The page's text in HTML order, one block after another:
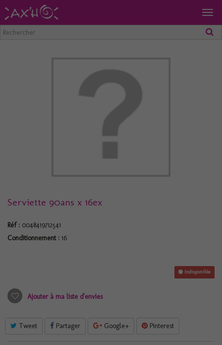
Serviette 90ans x 16ex
Réf : 0048419712541
Conditionnement : 16
Indisponible
Ajouter à ma liste d'envies
Tweet Partager Google+ Pinterest